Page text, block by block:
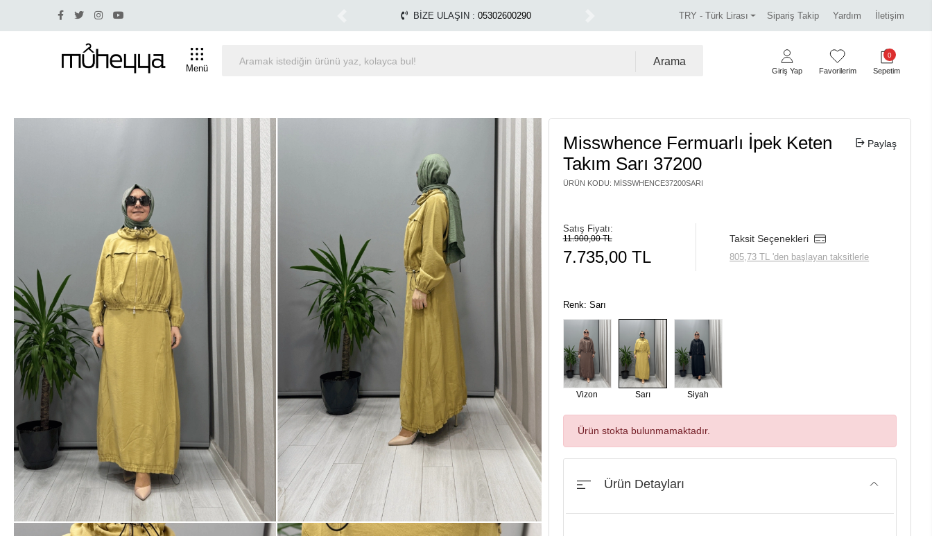
30 ve üstü indirim olan ürünlerde iade ve değişim yapılmamaktadır. Tüm Alışverişlerinizde Kargo Ücretsiz! Miss Dalida marka ürünlerde %30 indirim. Tüm
1500 TL ÜZERİ ÜCRETSİZ KARGO TRY - Türk Lirası Sipariş Takip Yardım İletişim
Menü
Arama
Giriş Yap Favorilerim
0
Sepetim
Misswhence Fermuarlı İpek Keten
Takım Sarı 37200
ÜRÜN KODU: MISSWHENCE37200SARI
Paylaş
Satış Fiyatı:
11.900,00 TL
7.735,00 TL
Taksit Seçenekleri
805,73 TL 'den başlayan taksitlerle
Renk: Sarı
Vizon Sarı Siyah
Ürün stokta bulunmamaktadır.
Ürün Detayları